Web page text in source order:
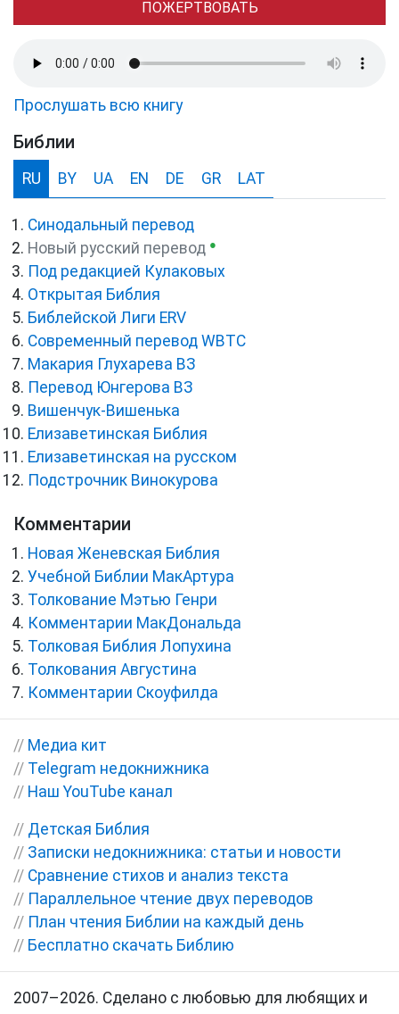
ПОЖЕРТВОВАТЬ
Прослушать всю книгу
Библии
RU BY UA EN DE GR LAT
Синодальный перевод
Новый русский перевод ●
Под редакцией Кулаковых
Открытая Библия
Библейской Лиги ERV
Cовременный перевод WBTC
Макария Глухарева ВЗ
Перевод Юнгерова ВЗ
Вишенчук-Вишенька
Елизаветинская Библия
Елизаветинская на русском
Подстрочник Винокурова
Комментарии
Новая Женевская Библия
Учебной Библии МакАртура
Толкование Мэтью Генри
Комментарии МакДональда
Толковая Библия Лопухина
Толкования Августина
Комментарии Скоуфилда
// Медиа кит
// Telegram недокнижника
// Наш YouTube канал
// Детская Библия
// Записки недокнижника: статьи и новости
// Сравнение стихов и анализ текста
// Параллельное чтение двух переводов
// План чтения Библии на каждый день
// Бесплатно скачать Библию
2007–2026. Сделано с любовью для любящих и